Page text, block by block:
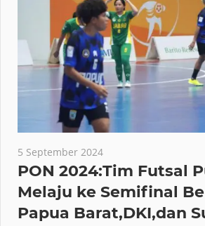
5 September 2024
PON 2024:Tim Futsal
Melaju ke Semifinal
Papua Barat,DKI,dan